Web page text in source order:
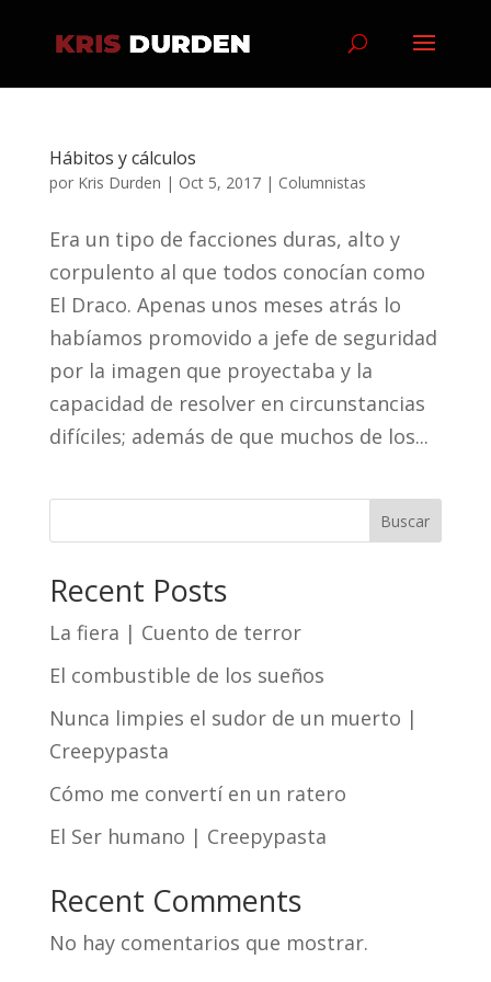
Hábitos y cálculos
por Kris Durden | Oct 5, 2017| Columnistas
Era un tipo de facciones duras, alto y
corpulento al que todos conocían como
El Draco. Apenas unos meses atrás lo
habíamos promovido a jefe de seguridad
por la imagen que proyectaba y la
capacidad de resolver en circunstancias
difíciles; además de que muchos de los...
Buscar
Recent Posts
La fiera | Cuento de terror
El combustible de los sueños
Nunca limpies el sudor de un muerto |
Creepypasta
Cómo me convertí en un ratero
El Ser humano | Creepypasta
Recent Comments
No hay comentarios que mostrar.